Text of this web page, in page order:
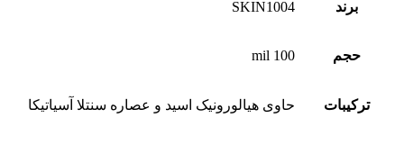
برند SKIN1004
حجم 100 mil
ترکیبات حاوی هیالورونیک اسید و عصاره سنتلا آسیاتیکا